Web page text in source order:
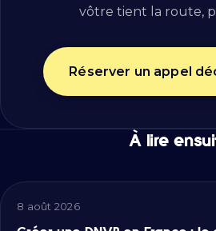
vôtre tient la route,
Réserver un appel
À lire
8 août 2026